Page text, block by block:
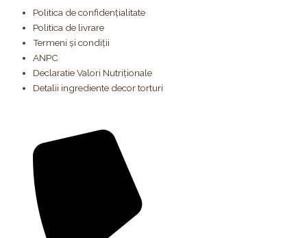
Politica de confidențialitate
Politica de livrare
Termeni și condiții
ANPC
Declaratie Valori Nutriționale
Detalii ingrediente decor torturi